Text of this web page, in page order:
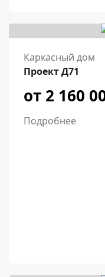
Каркасный дом
Проект Д71
от 2 160
Подробнее